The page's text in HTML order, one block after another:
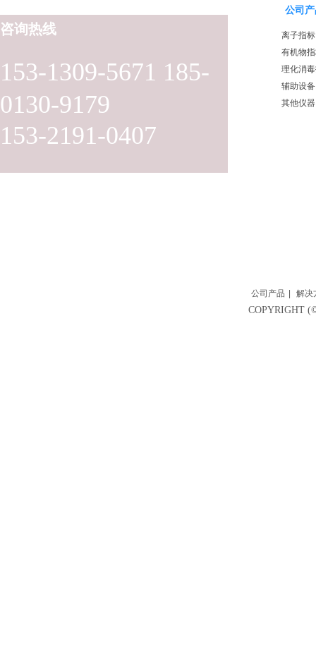
153-1309-5671 185-
0130-9179
153-2191-0407
咨询热线
公司
离子指标
有机物
理化消
辅助设备
其他仪器
公司产品 解决
COPYRIGHT